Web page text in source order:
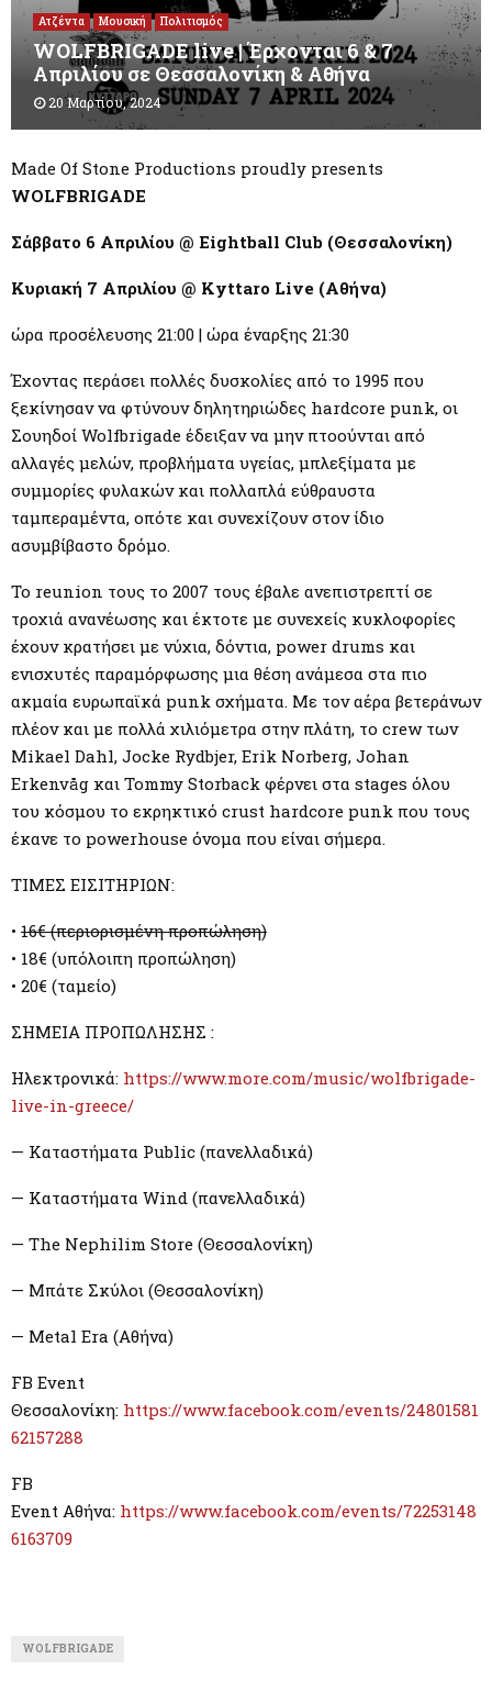
E
N
U
Ατζέντα Μουσική Πολιτισμός
WOLFBRIGADE live | Έρχονται 6 & 7
Απριλίου σε Θεσσαλονίκη & Αθήνα
20 Μαρτίου, 2024
Made Of Stone Productions proudly presents
WOLFBRIGADE
Σάββατο 6 Απριλίου @ Eightball Club (Θεσσαλονίκη)
Κυριακή 7 Απριλίου @ Kyttaro Live (Αθήνα)
ώρα προσέλευσης 21:00 | ώρα έναρξης 21:30
Έχοντας περάσει πολλές δυσκολίες από το 1995 που
ξεκίνησαν να φτύνουν δηλητηριώδες hardcore punk, οι
Σουηδοί Wolfbrigade έδειξαν να μην πτοούνται από
αλλαγές μελών, προβλήματα υγείας, μπλεξίματα με
συμμορίες φυλακών και πολλαπλά εύθραυστα
ταμπεραμέντα, οπότε και συνεχίζουν στον ίδιο
ασυμβίβαστο δρόμο.
Το reunion τους το 2007 τους έβαλε ανεπιστρεπτί σε
τροχιά ανανέωσης και έκτοτε με συνεχείς κυκλοφορίες
έχουν κρατήσει με νύχια, δόντια, power drums και
ενισχυτές παραμόρφωσης μια θέση ανάμεσα στα πιο
ακμαία ευρωπαϊκά punk σχήματα. Με τον αέρα βετεράνων
πλέον και με πολλά χιλιόμετρα στην πλάτη, το crew των
Mikael Dahl, Jocke Rydbjer, Erik Norberg, Johan
Erkenvåg και Tommy Storback φέρνει στα stages όλου
του κόσμου το εκρηκτικό crust hardcore punk που τους
έκανε το powerhouse όνομα που είναι σήμερα.
ΤΙΜΕΣ ΕΙΣΙΤΗΡΙΩΝ:
• 16€ (περιορισμένη προπώληση)
• 18€ (υπόλοιπη προπώληση)
• 20€ (ταμείο)
ΣΗΜΕΙΑ ΠΡΟΠΩΛΗΣΗΣ :
Ηλεκτρονικά: https://www.more.com/music/wolfbrigade-
live-in-greece/
— Καταστήματα Public (πανελλαδικά)
— Καταστήματα Wind (πανελλαδικά)
— The Nephilim Store (Θεσσαλονίκη)
— Μπάτε Σκύλοι (Θεσσαλονίκη)
— Metal Era (Αθήνα)
FB Event
Θεσσαλονίκη: https://www.facebook.com/events/24801581
62157288
FB
Event Αθήνα: https://www.facebook.com/events/72253148
6163709
WOLFBRIGADE